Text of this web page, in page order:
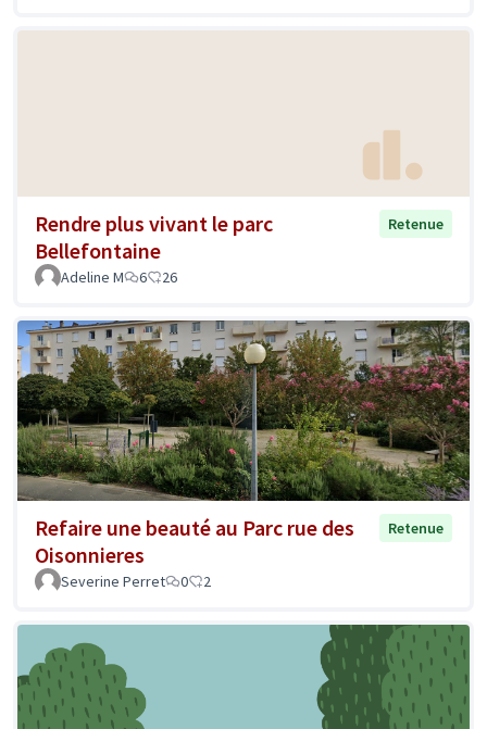
Rendre plus vivant le parc
Bellefontaine
Retenue
Adeline M 6 26
Refaire une beauté au Parc rue des
Oisonnieres
Retenue
Severine Perret 0 2